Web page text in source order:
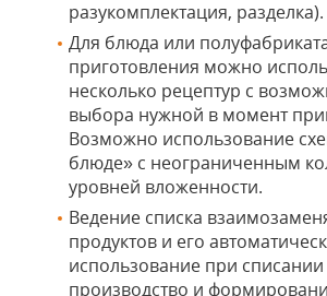
разукомплектация, разделка).
Для блюда или
приготовления можно
несколько рецептур с
выбора нужной в момент
Возможно использование
блюде» с неограниченным
уровней вложенности.
Ведение списка
продуктов и его
использование при списании
производство и